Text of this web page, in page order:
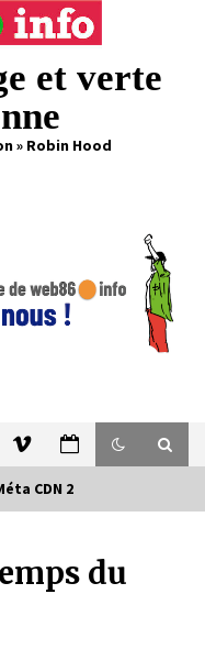
et verte
» Robin Hood
CDN 2
du